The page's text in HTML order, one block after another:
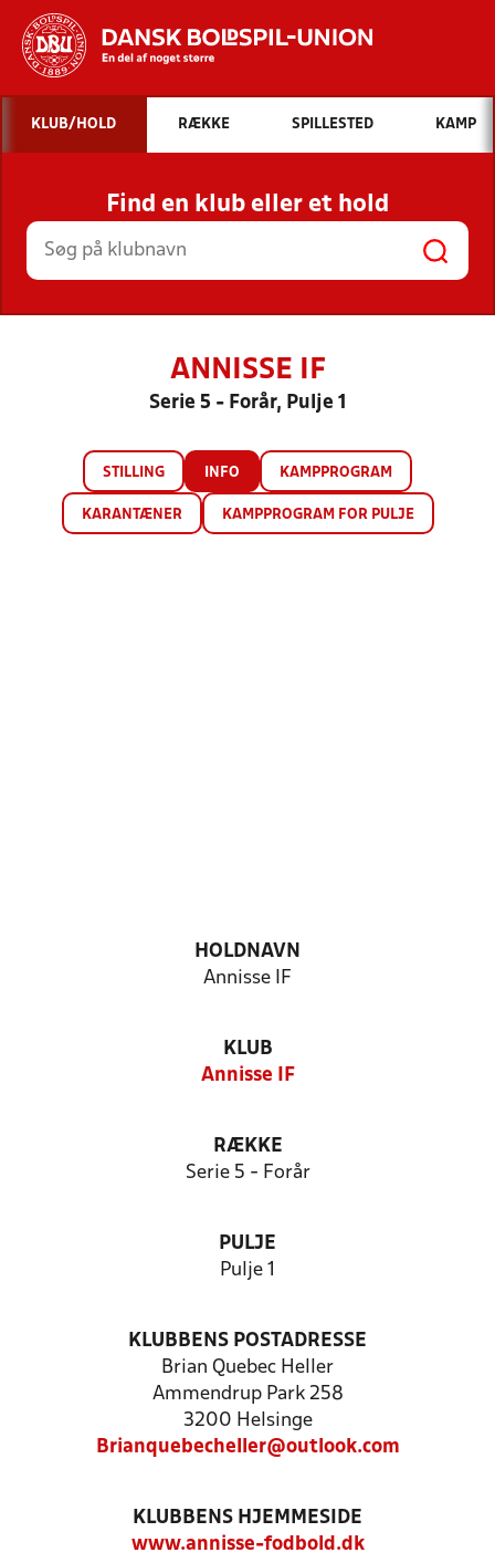
Hvad vil du søge efter?
INDHOLD OG NYHEDER
STILLINGER, RESULTATER, KLUBBER OG
HOLD
KLUB/HOLD RÆKKE SPILLESTED KAMP
Find en klub eller et hold
ANNISSE IF
Serie 5 - Forår, Pulje 1
STILLING INFO KAMPPROGRAM
KARANTÆNER KAMPPROGRAM FOR PULJE
HOLDNAVN
Annisse IF
KLUB
Annisse IF
RÆKKE
Serie 5 - Forår
PULJE
Pulje 1
KLUBBENS POSTADRESSE
Brian Quebec Heller
Ammendrup Park 258
3200 Helsinge
Brianquebecheller@outlook.com
KLUBBENS HJEMMESIDE
www.annisse-fodbold.dk